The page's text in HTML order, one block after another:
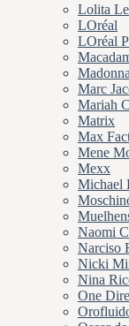
Lolita
LOréal
LOréal
Madonna
Marc
Mariah
Matrix
Max
Mene
Mexx
Michael
Naomi
Narciso
Nicki
Nina
One